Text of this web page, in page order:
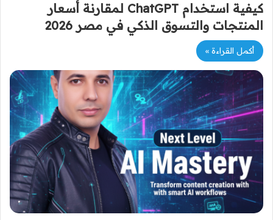
كيفية استخدام ChatGPT لمقارنة أسعار
المنتجات والتسوق الذكي في مصر 2026
أكمل القراءة »